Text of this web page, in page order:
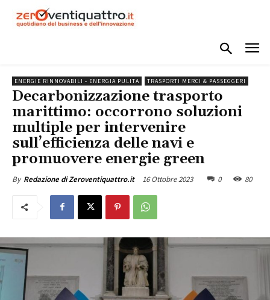
ENERGIE RINNOVABILI - ENERGIA PULITA TRASPORTI MERCI & PASSEGGERI
Decarbonizzazione trasporto
marittimo: occorrono soluzioni
multiple per intervenire
sull’efficienza delle navi e
promuovere energie green
By Redazione di Zeroventiquattro.it 16 Ottobre 2023 0 80